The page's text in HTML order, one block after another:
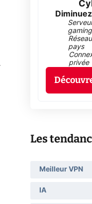
gaming
pays
privée
Les
Meilleur VPN
IA